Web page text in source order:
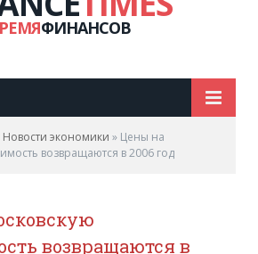
ФИНАНСОВ
Новости экономики » Цены на
возвращаются в 2006 год
возвращаются в